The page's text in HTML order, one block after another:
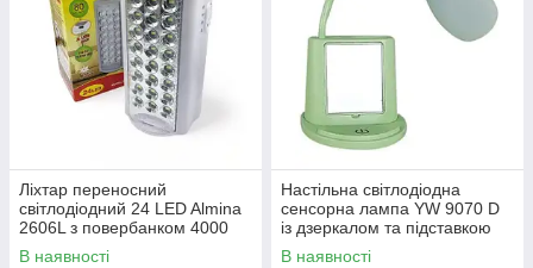
Ліхтар переносний
світлодіодний 24 LED Almina
2606L з повербанком 4000
mAh 6v
В наявності
Настільна світлодіодна
сенсорна лампа YW 9070 D
із дзеркалом та підставкою
для телефону акумуляторна
В наявності